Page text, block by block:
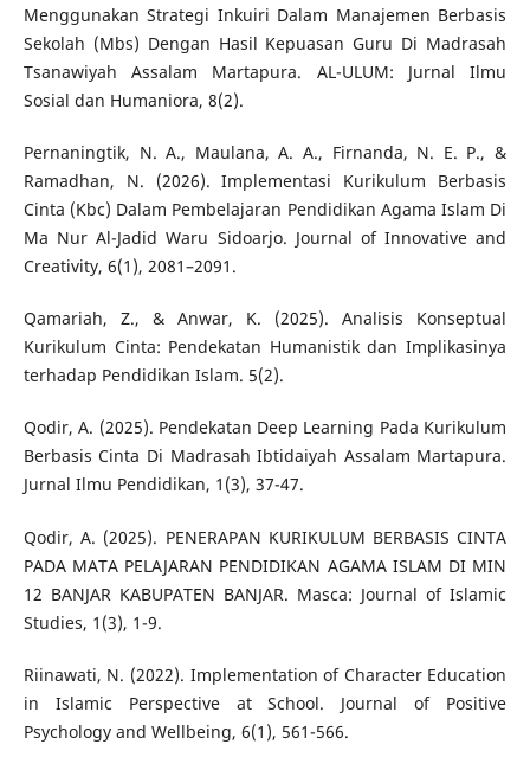
Menggunakan Strategi Inkuiri Dalam Manajemen Berbasis
Sekolah (Mbs) Dengan Hasil Kepuasan Guru Di Madrasah
Tsanawiyah Assalam Martapura. AL-ULUM: Jurnal Ilmu
Sosial dan Humaniora, 8(2).
Pernaningtik, N. A., Maulana, A. A., Firnanda, N. E. P., &
Ramadhan, N. (2026). Implementasi Kurikulum Berbasis
Cinta (Kbc) Dalam Pembelajaran Pendidikan Agama Islam Di
Ma Nur Al-Jadid Waru Sidoarjo. Journal of Innovative and
Creativity, 6(1), 2081–2091.
Qamariah, Z., & Anwar, K. (2025). Analisis Konseptual
Kurikulum Cinta: Pendekatan Humanistik dan Implikasinya
terhadap Pendidikan Islam. 5(2).
Qodir, A. (2025). Pendekatan Deep Learning Pada Kurikulum
Berbasis Cinta Di Madrasah Ibtidaiyah Assalam Martapura.
Jurnal Ilmu Pendidikan, 1(3), 37-47.
Qodir, A. (2025). PENERAPAN KURIKULUM BERBASIS CINTA
PADA MATA PELAJARAN PENDIDIKAN AGAMA ISLAM DI MIN
12 BANJAR KABUPATEN BANJAR. Masca: Journal of Islamic
Studies, 1(3), 1-9.
Riinawati, N. (2022). Implementation of Character Education
in Islamic Perspective at School. Journal of Positive
Psychology and Wellbeing, 6(1), 561-566.